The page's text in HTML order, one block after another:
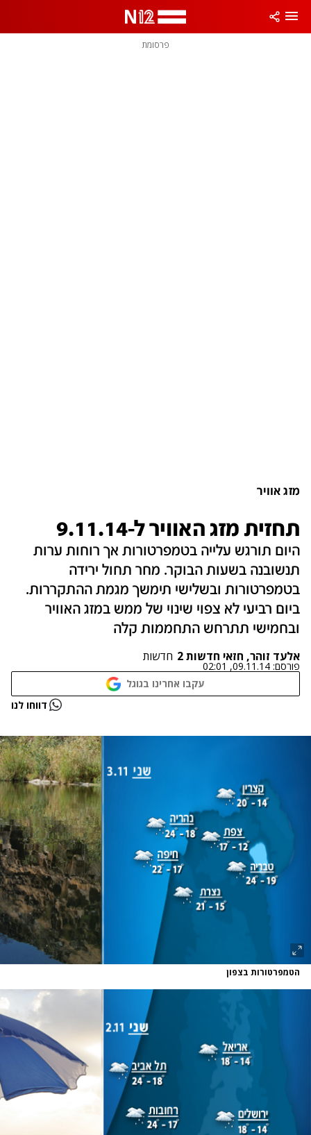
פרסומת
מזג אוויר
תחזית מזג האוויר ל-9.11.14
היום תורגש עלייה בטמפרטורות אך רוחות ערות
תנשובנה בשעות הבוקר. מחר תחול ירידה
בטמפרטורות ובשלישי תימשך מגמת ההתקררות.
ביום רביעי לא צפוי שינוי של ממש במזג האוויר
ובחמישי תתרחש התחממות קלה
אלעד זוהר, חזאי חדשות 2 חדשות
פורסם: 09.11.14, 02:01
עקבו אחרינו בגוגל
נתקלנו בבעיה דווחו לנו
הטמפרטורות בצפון